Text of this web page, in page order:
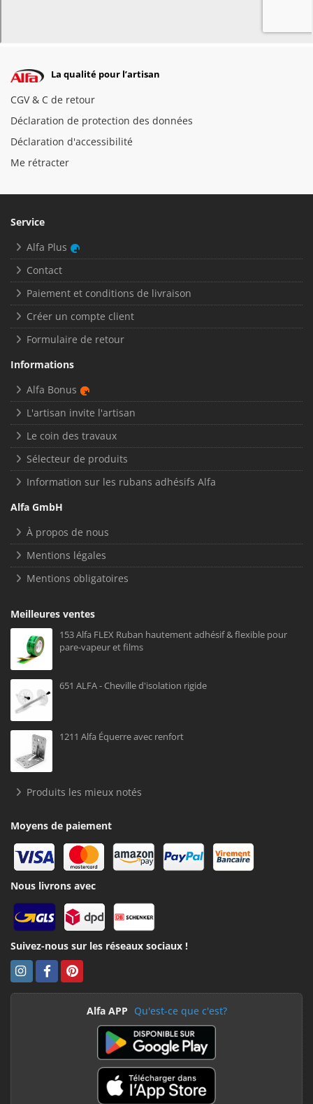
La qualité pour l’artisan
CGV & C de retour
Déclaration de protection des données
Déclaration d'accessibilité
Me rétracter
Service
Alfa Plus
Contact
Paiement et conditions de livraison
Créer un compte client
Formulaire de retour
Informations
Alfa Bonus
L'artisan invite l'artisan
Le coin des travaux
Sélecteur de produits
Information sur les rubans adhésifs Alfa
Alfa GmbH
À propos de nous
Mentions légales
Mentions obligatoires
Meilleures ventes
153 Alfa FLEX Ruban hautement adhésif & flexible pour
pare-vapeur et films
651 ALFA - Cheville d'isolation rigide
1211 Alfa Équerre avec renfort
Produits les mieux notés
Moyens de paiement
Nous livrons avec
Suivez-nous sur les réseaux sociaux !
Alfa APP Qu'est-ce que c'est?